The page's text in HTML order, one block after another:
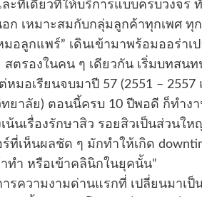
ะที่เดียวที่ให้บริการแบบครบวงจร
ก เหมาะสมกับกลุ่มลูกค้าทุกเพศ ทุ
อลูกแพร์” เดินเข้ามาพร้อมออร่าเ
สตรองในคน ๆ เดียวกัน เริ่มบทสน
หมอเรียนจบมาปี 57 (2551 –
ยาลัย) ตอนนี้ครบ 10 ปีพอดี ก็ทำง
น้นเรื่องรักษาสิว รอยสิวเป็นส่วนใ
ร์ที่เห็นผลชัด ๆ มักทำให้เกิด
าทำ หรือเข้าคลินิกในยุคนั้น”
รความงามด่านแรกที่ เปลี่ยนมาเ